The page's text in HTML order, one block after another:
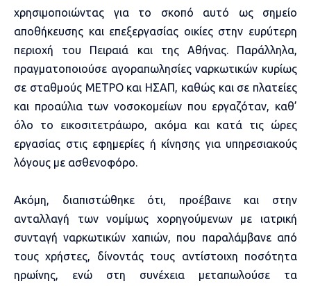
χρησιμοποιώντας για το σκοπό αυτό ως σημείο
αποθήκευσης και επεξεργασίας οικίες στην ευρύτερη
περιοχή του Πειραιά και της Αθήνας. Παράλληλα,
πραγματοποιούσε αγοραπωλησίες ναρκωτικών κυρίως
σε σταθμούς ΜΕΤΡΟ και ΗΣΑΠ, καθώς και σε πλατείες
και προαύλια των νοσοκομείων που εργαζόταν, καθ’
όλο το εικοσιτετράωρο, ακόμα και κατά τις ώρες
εργασίας στις εφημερίες ή κίνησης για υπηρεσιακούς
λόγους με ασθενοφόρο.
Ακόμη, διαπιστώθηκε ότι, προέβαινε και στην
ανταλλαγή των νομίμως χορηγούμενων με ιατρική
συνταγή ναρκωτικών χαπιών, που παραλάμβανε από
τους χρήστες, δίνοντάς τους αντίστοιχη ποσότητα
ηρωίνης, ενώ στη συνέχεια μεταπωλούσε τα